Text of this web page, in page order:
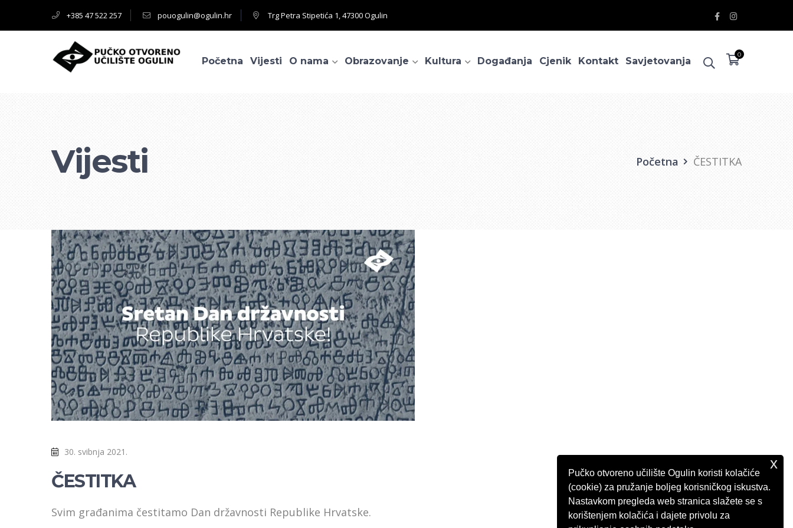
+385 47 522 257 pouogulin@ogulin.hr Trg Petra Stipetića 1, 47300 Ogulin
Facebook
Profile
Instagram
Profile
0
Početna Vijesti O nama Obrazovanje Kultura Događanja Cjenik Kontakt Savjetovanja
Vijesti Početna ČESTITKA
30. svibnja 2021.
ČESTITKA
Svim građanima čestitamo Dan državnosti Republike Hrvatske.
Pučko otvoreno učilište Ogulin koristi kolačiće
(cookie) za pružanje boljeg korisničkog iskustva.
Nastavkom pregleda web stranica slažete se s
korištenjem kolačića i dajete privolu za
x